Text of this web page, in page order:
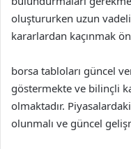
oluştururken uzun
kararlardan kaçınmak
borsa tabloları güncel
göstermekte ve bilinçli
olmaktadır.
olunmalı ve güncel